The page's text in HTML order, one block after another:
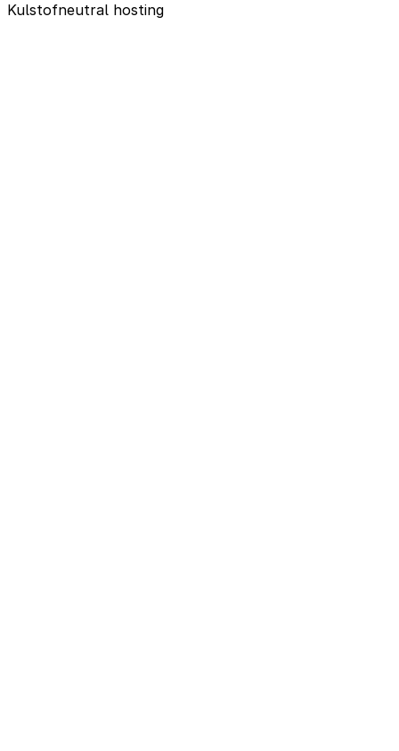
Kulstofneutral hosting